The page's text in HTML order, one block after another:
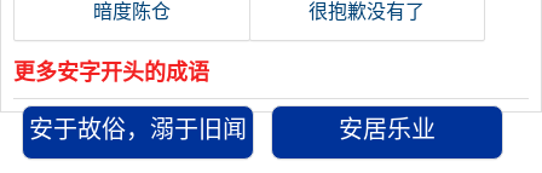
暗度陈仓
很抱歉没有了
更多安字开头的成语
安于故俗，溺于旧闻 安居乐业